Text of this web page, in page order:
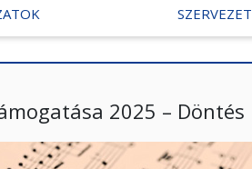
SZERVEZET
2025 – Döntés